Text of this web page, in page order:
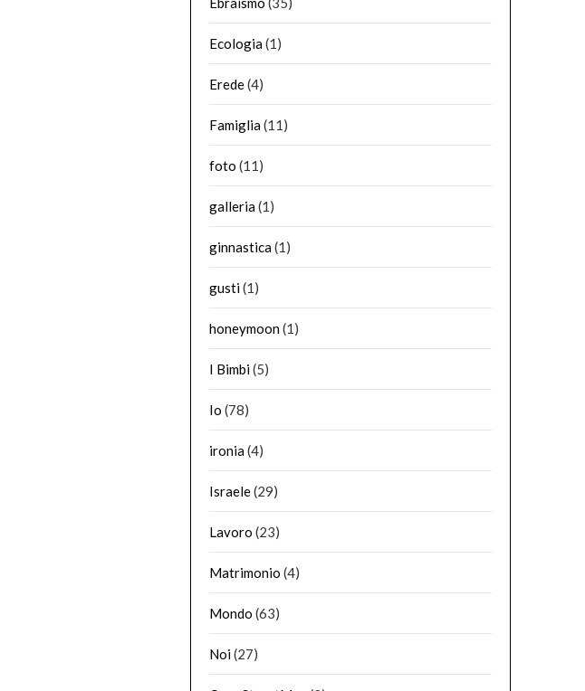
Ecologia(1)
Erede(4)
Famiglia(11)
foto (11)
galleria(1)
ginnastica(1)
gusti(1)
honeymoon(1)
I Bimbi(5)
Io (78)
ironia(4)
Israele(29)
Lavoro (23)
Matrimonio (4)
Mondo (63)
Noi(27)